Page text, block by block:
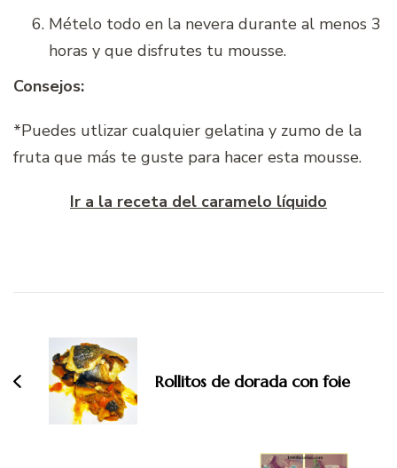
Mételo todo en la nevera durante al menos 3
horas y que disfrutes tu mousse.
Consejos:
*Puedes utlizar cualquier gelatina y zumo de la
fruta que más te guste para hacer esta mousse.
Ir a la receta del caramelo líquido
entradas
Rollitos de dorada con foie